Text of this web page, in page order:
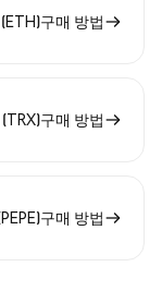
구매 방법
구매 방법
구매 방법